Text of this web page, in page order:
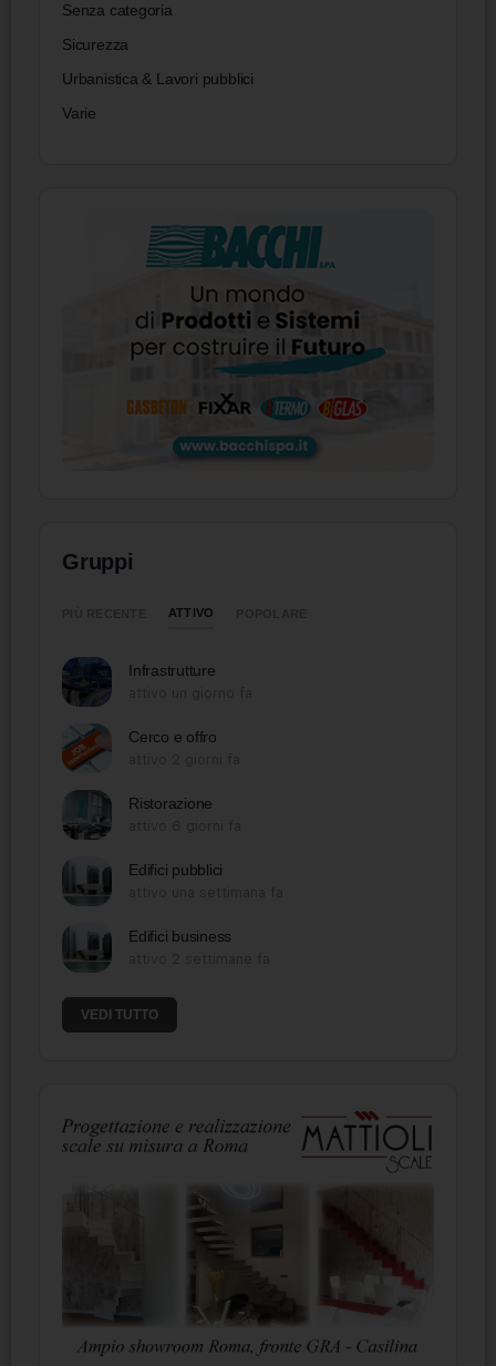
Senza categoria
Sicurezza
Urbanistica & Lavori pubblici
Varie
Gruppi
ATTIVO
Infrastrutture
Cerco e offro
Ristorazione
Edifici pubblici
Edifici business
VEDI TUTTO